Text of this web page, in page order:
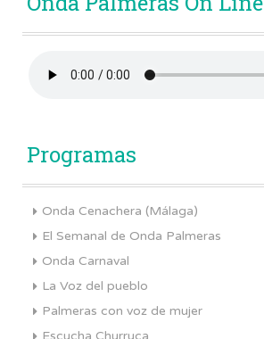
Programas
Onda Cenachera (Málaga)
El Semanal de Onda Palmeras
Onda Carnaval
La Voz del pueblo
Palmeras con voz de mujer
Escucha Churruca